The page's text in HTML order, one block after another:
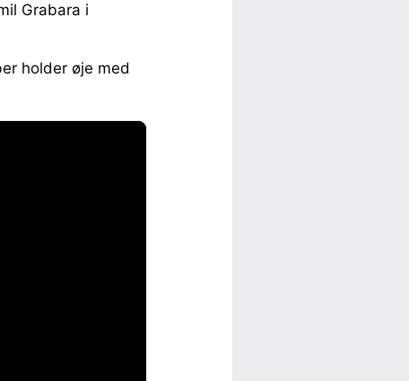
Grabara i
holder øje med